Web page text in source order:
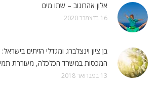
אלון אהרונוב – שתו מים
16 בדצמבר 2020
בן ציון וינצלברג ומגדלי הזיתים
המכסות במשרד הכלכלה, מעוררת
13 בפברואר 2018